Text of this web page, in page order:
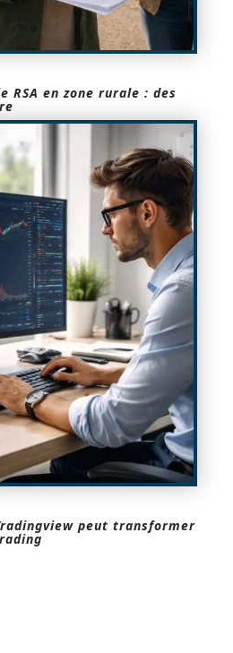
RSA en zone rurale : des
peut transformer